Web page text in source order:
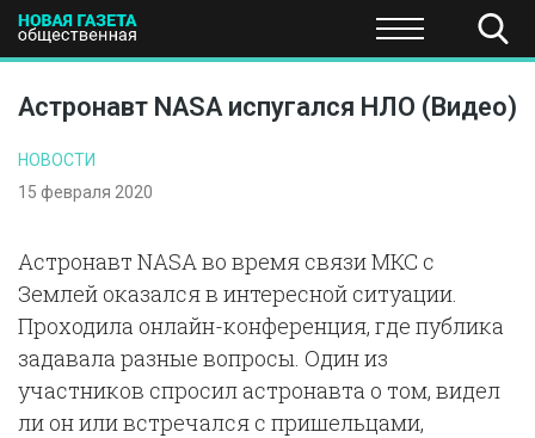
ПОЛИТИКА ЭКОНОМИКА НАУКА И
Астронавт NASA испугался НЛО (Видео)
НОВОСТИ
15 февраля 2020
Астронавт NASA во время связи МКС с
Землей оказался в интересной ситуации.
Проходила онлайн-конференция, где публика
задавала разные вопросы. Один из
участников спросил астронавта о том, видел
ли он или встречался с пришельцами,